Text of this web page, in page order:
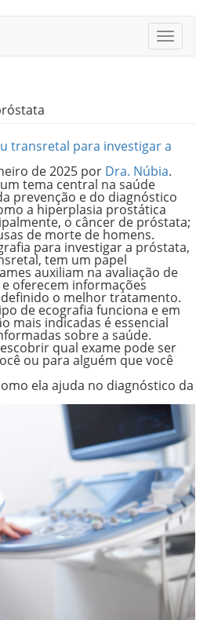
transretal para investigar a
de 2025 por Dra. Núbia.
tema central na saúde
prevenção e do diagnóstico
a hiperplasia prostática
o câncer de próstata;
de morte de homens.
para investigar a próstata,
tem um papel
auxiliam na avaliação de
oferecem informações
o melhor tratamento.
de ecografia funciona e em
mais indicadas é essencial
sobre a saúde.
qual exame pode ser
ou para alguém que você
ela ajuda no diagnóstico da